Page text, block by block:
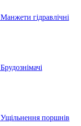
Манжети гідравлічні
Брудознімачі
Ущільнення поршнів